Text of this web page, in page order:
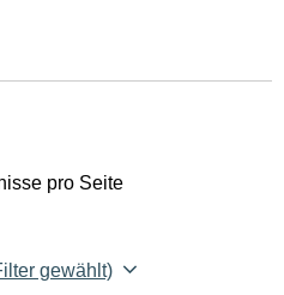
pro Seite
gewählt)